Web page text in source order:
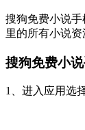
搜狗免费小说
里的所有小说
搜狗免费小
1、进入应用选